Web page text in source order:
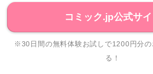
コミック.jp公式サイ
※30日間の無料体験お試しで1200円分の
る！